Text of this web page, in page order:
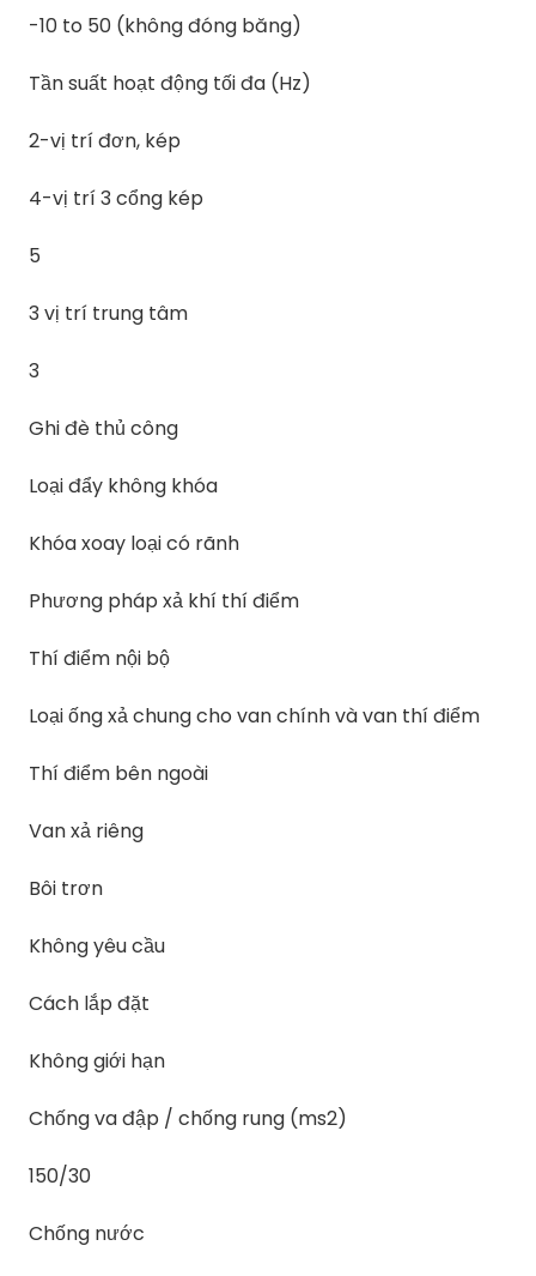
-10 to 50 (không đóng băng)
Tần suất hoạt động tối đa (Hz)
2-vị trí đơn, kép
4-vị trí 3 cổng kép
5
3 vị trí trung tâm
3
Ghi đè thủ công
Loại đẩy không khóa
Khóa xoay loại có rãnh
Phương pháp xả khí thí điểm
Thí điểm nội bộ
Loại ống xả chung cho van chính và van thí điểm
Thí điểm bên ngoài
Van xả riêng
Bôi trơn
Không yêu cầu
Cách lắp đặt
Không giới hạn
Chống va đập / chống rung (ms2)
150/30
Chống nước